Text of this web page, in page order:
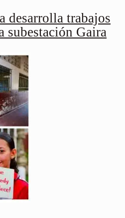
desarrolla trabajos
subestación Gaira